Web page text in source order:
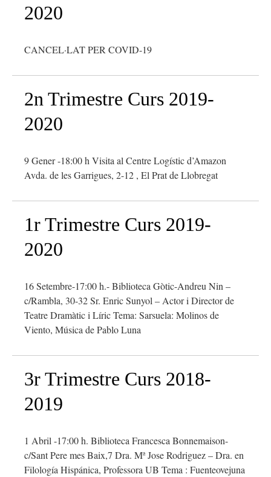
2020
CANCEL·LAT PER COVID-19
2n Trimestre Curs 2019-
2020
9 Gener -18:00 h Visita al Centre Logístic d’Amazon
Avda. de les Garrigues, 2-12 , El Prat de Llobregat
1r Trimestre Curs 2019-
2020
16 Setembre-17:00 h.- Biblioteca Gòtic-Andreu Nin –
c/Rambla, 30-32 Sr. Enric Sunyol – Actor i Director de
Teatre Dramàtic i Líric Tema: Sarsuela: Molinos de
Viento, Música de Pablo Luna
3r Trimestre Curs 2018-
2019
1 Abril -17:00 h. Biblioteca Francesca Bonnemaison-
c/Sant Pere mes Baix,7 Dra. Mª Jose Rodriguez – Dra. en
Filología Hispánica, Professora UB Tema : Fuenteovejuna